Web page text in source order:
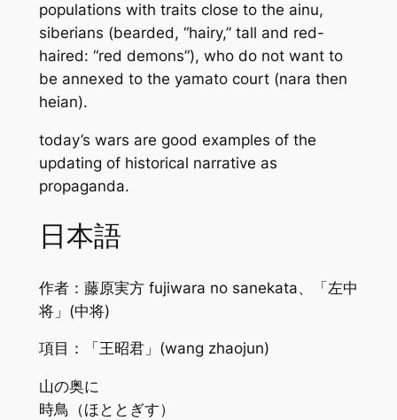
populations with traits close to the ainu,
siberians (bearded, “hairy,” tall and red-
haired: “red demons”), who do not want to
be annexed to the yamato court (nara then
heian).
today’s wars are good examples of the
updating of historical narrative as
propaganda.
日本語
作者：藤原実方 fujiwara no sanekata、「左中
将」(中将)
項目：「王昭君」(wang zhaojun)
山の奥に
時鳥（ほととぎす）